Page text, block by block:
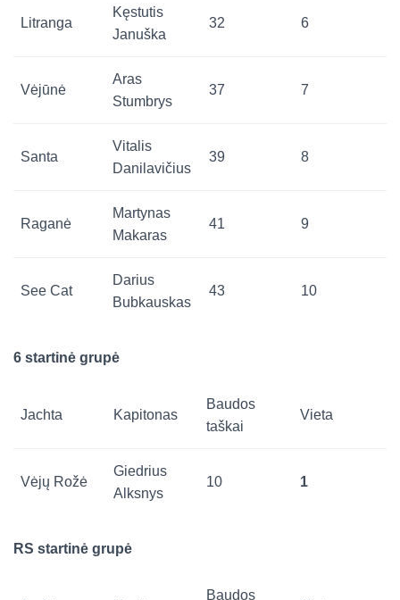
Litranga
Kęstutis
Januška
32 6
Vėjūnė
Aras
Stumbrys
37 7
Santa
Vitalis
Danilavičius
39 8
Raganė
Martynas
Makaras
41 9
See Cat
Darius
Bubkauskas
43 10
6 startinė grupė
Jachta Kapitonas
Baudos
taškai
Vieta
Vėjų Rožė
Giedrius
Alksnys
10 1
RS startinė grupė
Baudos